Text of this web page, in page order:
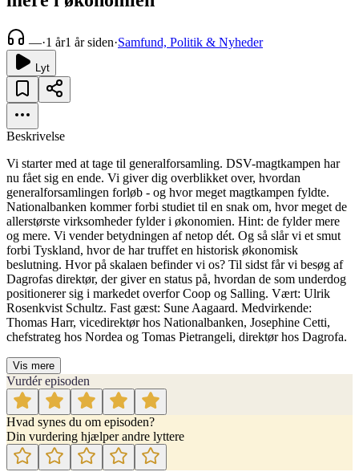
—·1 år1 år siden·Samfund, Politik & Nyheder
Lyt
Beskrivelse
Vi starter med at tage til generalforsamling. DSV-magtkampen har
nu fået sig en ende. Vi giver dig overblikket over, hvordan
generalforsamlingen forløb - og hvor meget magtkampen fyldte.
Nationalbanken kommer forbi studiet til en snak om, hvor meget de
allerstørste virksomheder fylder i økonomien. Hint: de fylder mere
og mere. Vi vender betydningen af netop dét. Og så slår vi et smut
forbi Tyskland, hvor de har truffet en historisk økonomisk
beslutning. Hvor på skalaen befinder vi os? Til sidst får vi besøg af
Dagrofas direktør, der giver en status på, hvordan de som underdog
positionerer sig i markedet overfor Coop og Salling. Vært: Ulrik
Rosenkvist Schultz. Fast gæst: Sune Aagaard. Medvirkende:
Thomas Harr, vicedirektør hos Nationalbanken, Josephine Cetti,
chefstrateg hos Nordea og Tomas Pietrangeli, direktør hos Dagrofa.
Vis mere
Vurdér episoden
Hvad synes du om episoden?
Din vurdering hjælper andre lyttere